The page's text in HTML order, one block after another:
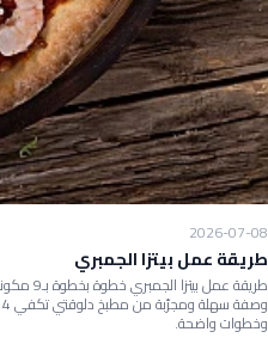
2026-07-08
طريقة عمل بيتزا الجمبري
وخطوات واضحة.